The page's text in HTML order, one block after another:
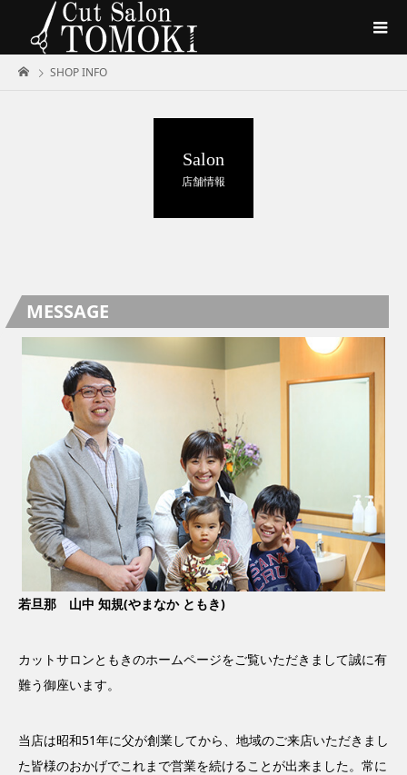
SHOP INFO
Salon
店舗情報
MESSAGE
若旦那 山中 知規(やまなか ともき)
カットサロンともきのホームページをご覧いただきまして誠に有
難う御座います。
当店は昭和51年に父が創業してから、地域のご来店いただきまし
た皆様のおかげでこれまで営業を続けることが出来ました。常に